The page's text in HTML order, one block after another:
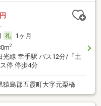
1ヶ月
2
光線 幸手駅 バス12分/「土
停 停歩4分
猿島郡五霞町大字元栗橋